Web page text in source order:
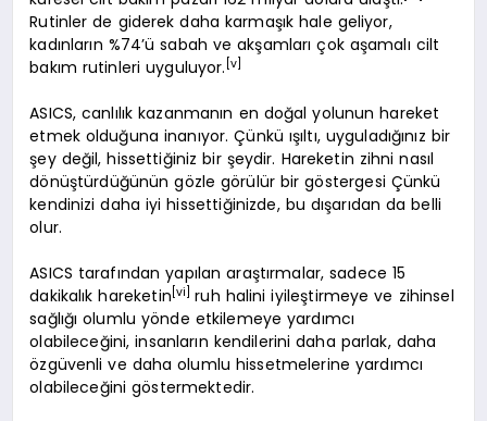
Rutinler de giderek daha karmaşık hale geliyor,
kadınların %74’ü sabah ve akşamları çok aşamalı cilt
bakım rutinleri uyguluyor. [v]
ASICS, canlılık kazanmanın en doğal yolunun hareket
etmek olduğuna inanıyor. Çünkü ışıltı, uyguladığınız bir
şey değil, hissettiğiniz bir şeydir. Hareketin zihni nasıl
dönüştürdüğünün gözle görülür bir göstergesi Çünkü
kendinizi daha iyi hissettiğinizde, bu dışarıdan da belli
olur.
ASICS tarafından yapılan araştırmalar, sadece 15
dakikalık hareketin [vi]ruh halini iyileştirmeye ve zihinsel
sağlığı olumlu yönde etkilemeye yardımcı
olabileceğini, insanların kendilerini daha parlak, daha
özgüvenli ve daha olumlu hissetmelerine yardımcı
olabileceğini göstermektedir.